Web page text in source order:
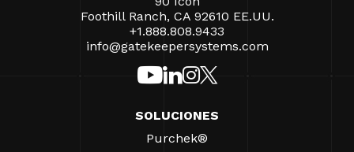
Foothill Ranch, CA 92610 EE.UU.
+1.888.808.9433
info@gatekeepersystems.com
SOLUCIONES
Purchek®